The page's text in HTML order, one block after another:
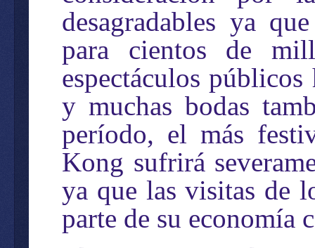
desagradables ya
para cientos de
espectáculos
y muchas bodas
período, el más
Kong sufrirá
ya que las visitas de
parte de su economía